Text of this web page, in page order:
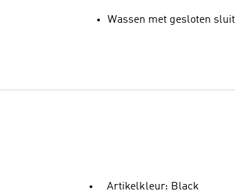
Wassen met gesloten
Artikelkleur: Black